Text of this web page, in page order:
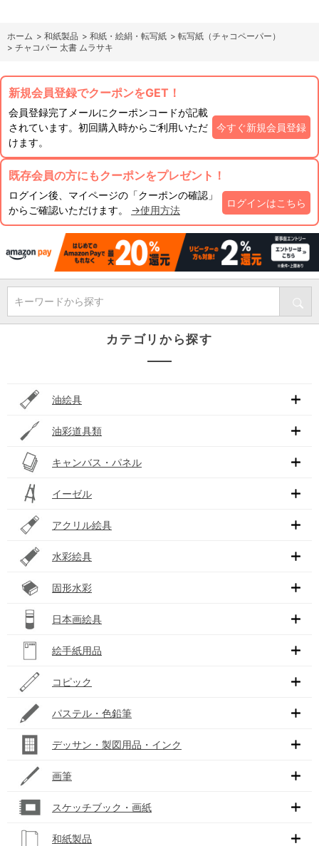
ホーム > 和紙製品 > 和紙・絵絹・転写紙 > 転写紙（チャコペーパー）
> チャコパー 太書 ムラサキ
新規会員登録でクーポンをGET！
会員登録完了メールにクーポンコードが記載
されています。初回購入時からご利用いただ
けます。
今すぐ新規会員登録
既存会員の方にもクーポンをプレゼント！
ログイン後、マイページの「クーポンの確認」
からご確認いただけます。 →使用方法
ログインはこちら
キーワードから探す
カテゴリから探す
油絵具
油彩道具類
キャンバス・パネル
イーゼル
アクリル絵具
水彩絵具
固形水彩
日本画絵具
絵手紙用品
コピック
パステル・色鉛筆
デッサン・製図用品・インク
画筆
スケッチブック・画紙
和紙製品